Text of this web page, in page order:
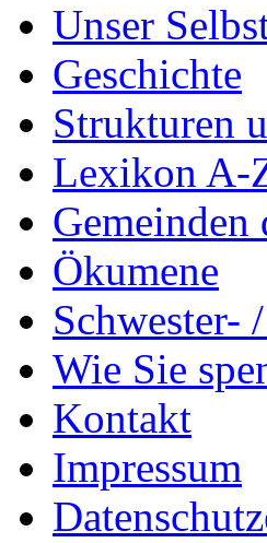
Unser
Geschichte
Strukturen
Lexikon A-
Ökumene
Schwester-
Wie Sie
Kontakt
Impressum